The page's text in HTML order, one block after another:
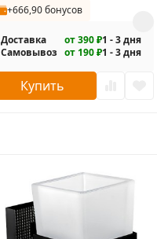
+666,90 бонусов
Доставка от 390 ₽1 - 3 дня
Самовывоз от 190 ₽1 - 3 дня
Купить